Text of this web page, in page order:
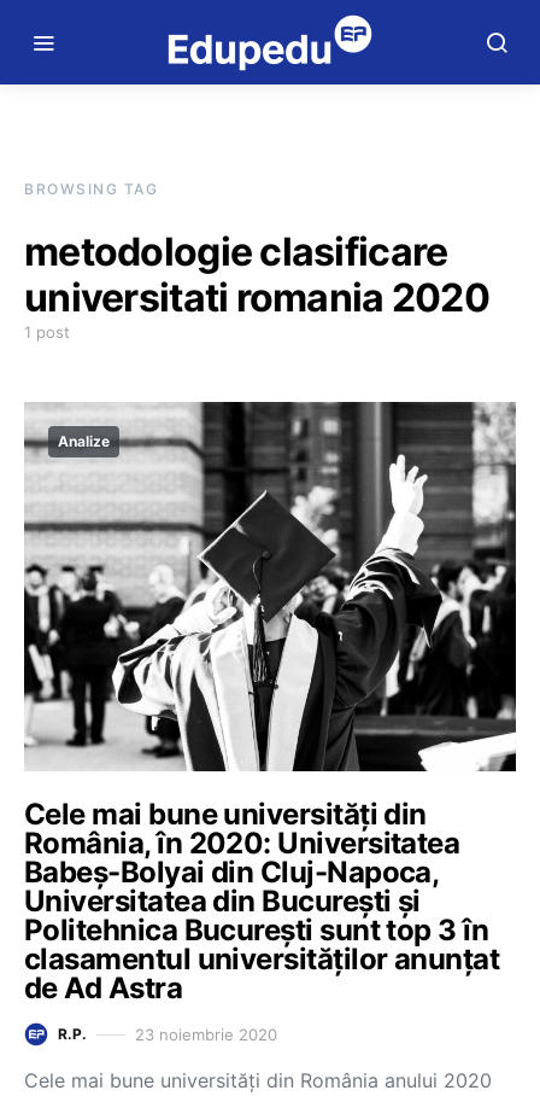
BROWSING TAG
metodologie clasificare
universitati romania 2020
1 post
Analize
Cele mai bune universități din
România, în 2020: Universitatea
Babeș-Bolyai din Cluj-Napoca,
Universitatea din București și
Politehnica București sunt top 3 în
clasamentul universităților anunțat
de Ad Astra
R.P. 23 noiembrie 2020
Cele mai bune universități din România anului 2020